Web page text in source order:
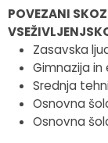
POVEZANI
Zasavska
Gimnazija in
Srednja
Osnovna
Osnovna